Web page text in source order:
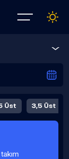
Üst 3,5 Üst